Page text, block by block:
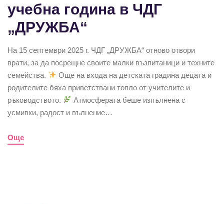
учебна година в ЧДГ
„ДРУЖБА“
На 15 септември 2025 г. ЧДГ „ДРУЖБА“ отново отвори
врати, за да посрещне своите малки възпитаници и техните
семейства.
Още на входа на детската градина децата и
родителите бяха приветствани топло от учителите и
ръководството.
Атмосферата беше изпълнена с
усмивки, радост и вълнение…
Още